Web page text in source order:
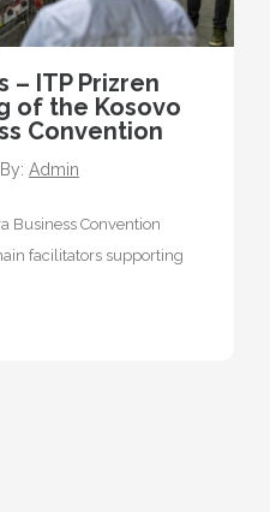
– ITP Prizren
of the Kosovo
Convention
Admin
Business Convention
facilitators supporting